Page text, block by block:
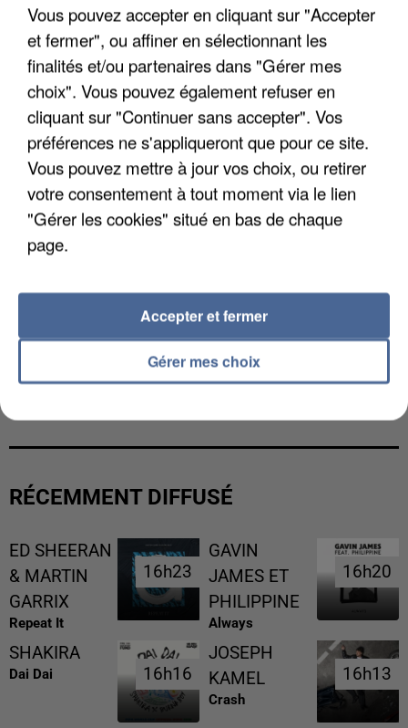
UNE TOURISTE DE L’OISE EMPORTÉE PAR UNE
COULÉE DE BOUE EN HAUTE-SAVOIE
LES DONNÉES DE 300 000 CLIENTS DÉROBÉES À
RÉCEMMENT DIFFUSÉ
ED SHEERAN
& MARTIN
GARRIX
Repeat It
16h23
16h23
GAVIN
JAMES ET
PHILIPPINE
Always
16h20
16h20
SHAKIRA
Dai Dai 16h16
16h16
JOSEPH
KAMEL
Crash
16h13
16h13
Vous pouvez accepter en cliquant sur "Accepter
et fermer", ou affiner en sélectionnant les
finalités et/ou partenaires dans "Gérer mes
choix". Vous pouvez également refuser en
cliquant sur "Continuer sans accepter". Vos
préférences ne s'appliqueront que pour ce site.
Vous pouvez mettre à jour vos choix, ou retirer
votre consentement à tout moment via le lien
"Gérer les cookies" situé en bas de chaque
page.
Gérer mes choix
Accepter et fermer